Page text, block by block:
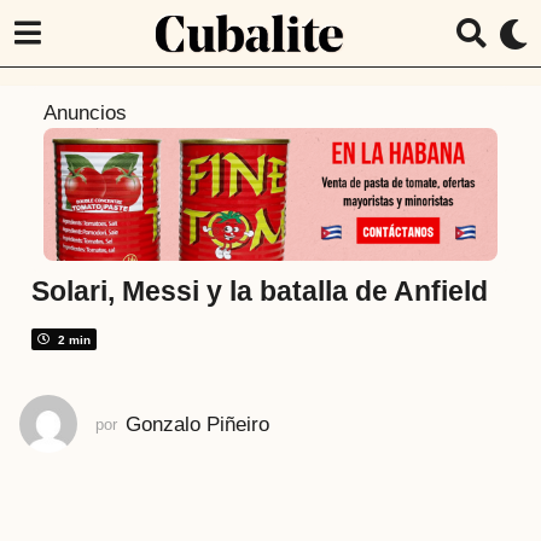
t
á
8
a
Anuncios
Solari, Messi y la batalla de Anfield
2 min
por Gonzalo Piñeiro